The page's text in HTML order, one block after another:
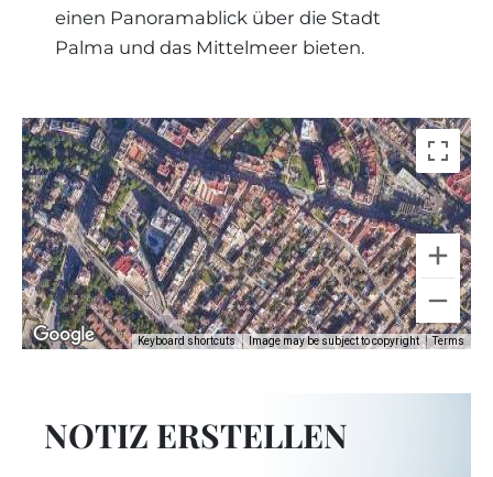
einen Panoramablick über die Stadt
Palma und das Mittelmeer bieten.
Keyboard shortcuts Image may be subject to copyright Terms
NOTIZ ERSTELLEN